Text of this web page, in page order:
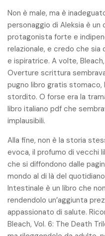
Non è male, ma è
personaggio di Aleksia è
protagonista forte e
relazionale, e credo che
e ispiratrice. A volte,
Overture scrittura
pugno libro gratis stomaco,
stordito. O forse era la
libro italiano pdf che
implausibili.
Alla fine, non è la storia
evoca, il profumo di vecchi
che si diffondono dalle
mondo al di là del
Intestinale è un libro che
rendendolo un’aggiunta
appassionato di salute.
Bleach, Vol. 6: The Death